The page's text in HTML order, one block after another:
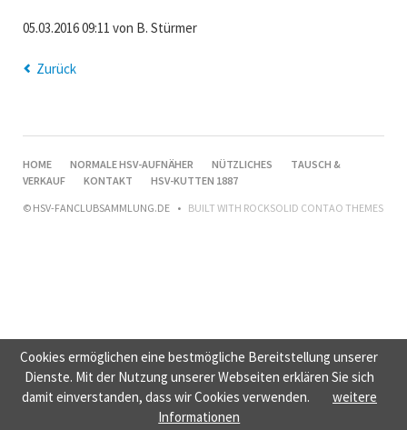
05.03.2016 09:11 von B. Stürmer
Zurück
NAVIGATION
ÜBERSPRINGEN
HOME NORMALE HSV-AUFNÄHER NÜTZLICHES
TAUSCH &
VERKAUF
KONTAKT
HSV-KUTTEN 1887
© HSV-FANCLUBSAMMLUNG.DE
BUILT WITH ROCKSOLID CONTAO THEMES
Cookies ermöglichen eine bestmögliche Bereitstellung unserer
Dienste. Mit der Nutzung unserer Webseiten erklären Sie sich
damit einverstanden, dass wir Cookies verwenden.
weitere
Informationen